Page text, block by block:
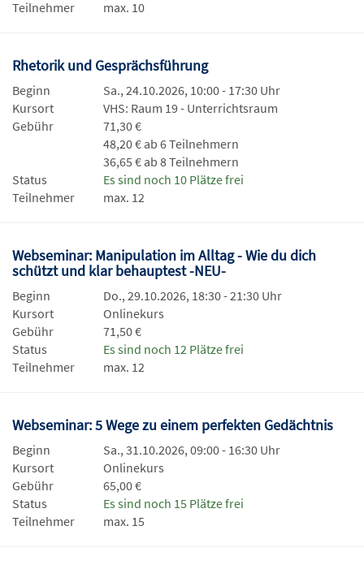
Teilnehmer max. 10
Rhetorik und Gesprächsführung
Beginn
Sa., 24.10.2026, 10:00 - 17:30 Uhr
Kursort
VHS: Raum 19 - Unterrichtsraum
Gebühr
71,30 €
48,20 € ab 6 Teilnehmern
36,65 € ab 8 Teilnehmern
Status
Es sind noch 10 Plätze frei
Teilnehmer
max. 12
Webseminar: Manipulation im Alltag - Wie du dich
schützt und klar behauptest -NEU-
Beginn
Do., 29.10.2026, 18:30 - 21:30 Uhr
Kursort
Onlinekurs
Gebühr
71,50 €
Status
Es sind noch 12 Plätze frei
Teilnehmer
max. 12
Webseminar: 5 Wege zu einem perfekten Gedächtnis
Beginn
Sa., 31.10.2026, 09:00 - 16:30 Uhr
Kursort
Onlinekurs
Gebühr
65,00 €
Status
Es sind noch 15 Plätze frei
Teilnehmer
max. 15